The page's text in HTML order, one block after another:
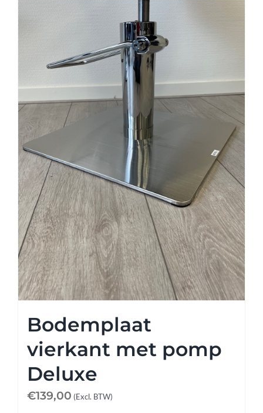
Bodemplaat
vierkant met pomp
Deluxe
€139,00 (Excl. BTW)